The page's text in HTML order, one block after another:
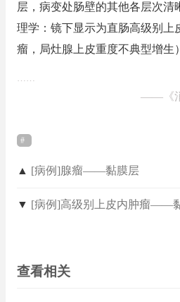
层，病变处肠壁的其他各层次清
理学：镜下显示为直肠高级别上
瘤，局灶腺上皮重度不典型增生
……
——
▲ [病例]腺瘤——黏膜层
▼ [病例]高级别上皮内肿瘤——
查看相关